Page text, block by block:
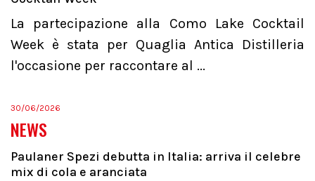
La partecipazione alla Como Lake Cocktail
Week è stata per Quaglia Antica Distilleria
l'occasione per raccontare al ...
30/06/2026
NEWS
Paulaner Spezi debutta in Italia: arriva il celebre
mix di cola e aranciata